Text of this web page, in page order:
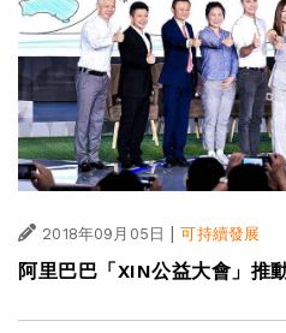
2018年09月05日 | 可持續發展
阿里巴巴「XIN公益大會」推